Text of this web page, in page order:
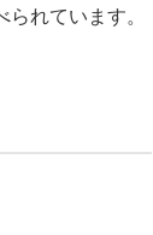
れています。